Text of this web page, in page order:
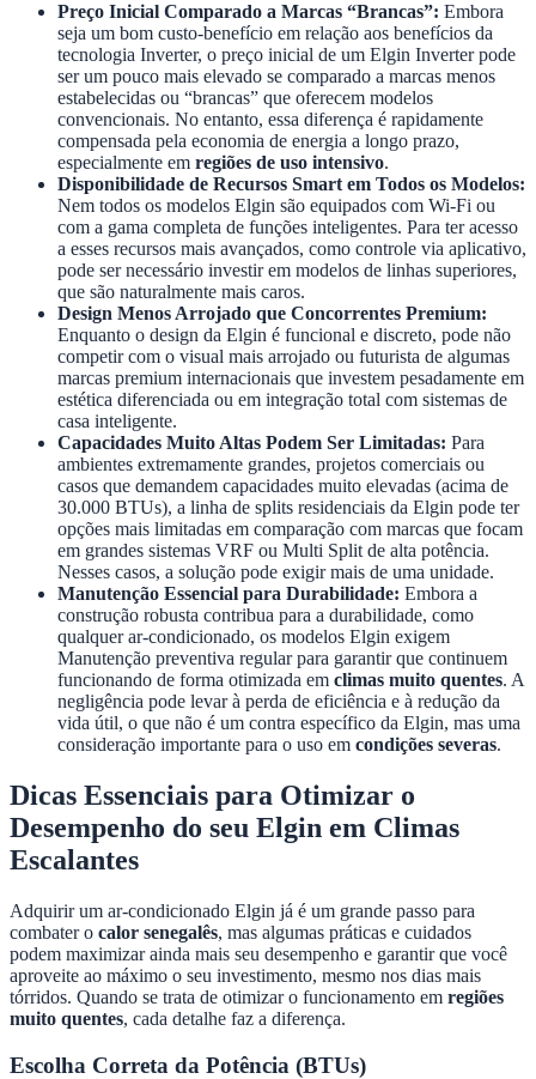
Preço Inicial Comparado a Marcas “Brancas”: Embora
seja um bom custo-benefício em relação aos benefícios da
tecnologia Inverter, o preço inicial de um Elgin Inverter pode
ser um pouco mais elevado se comparado a marcas menos
estabelecidas ou “brancas” que oferecem modelos
convencionais. No entanto, essa diferença é rapidamente
compensada pela economia de energia a longo prazo,
especialmente em regiões de uso intensivo.
Disponibilidade de Recursos Smart em Todos os Modelos:
Nem todos os modelos Elgin são equipados com Wi-Fi ou
com a gama completa de funções inteligentes. Para ter acesso
a esses recursos mais avançados, como controle via aplicativo,
pode ser necessário investir em modelos de linhas superiores,
que são naturalmente mais caros.
Design Menos Arrojado que Concorrentes Premium:
Enquanto o design da Elgin é funcional e discreto, pode não
competir com o visual mais arrojado ou futurista de algumas
marcas premium internacionais que investem pesadamente em
estética diferenciada ou em integração total com sistemas de
casa inteligente.
Capacidades Muito Altas Podem Ser Limitadas: Para
ambientes extremamente grandes, projetos comerciais ou
casos que demandem capacidades muito elevadas (acima de
30.000 BTUs), a linha de splits residenciais da Elgin pode ter
opções mais limitadas em comparação com marcas que focam
em grandes sistemas VRF ou Multi Split de alta potência.
Nesses casos, a solução pode exigir mais de uma unidade.
Manutenção Essencial para Durabilidade: Embora a
construção robusta contribua para a durabilidade, como
qualquer ar-condicionado, os modelos Elgin exigem
Manutenção preventiva regular para garantir que continuem
funcionando de forma otimizada em climas muito quentes. A
negligência pode levar à perda de eficiência e à redução da
vida útil, o que não é um contra específico da Elgin, mas uma
consideração importante para o uso em condições severas.
Dicas Essenciais para Otimizar o
Desempenho do seu Elgin em Climas
Escalantes
Adquirir um ar-condicionado Elgin já é um grande passo para
combater o calor senegalês, mas algumas práticas e cuidados
podem maximizar ainda mais seu desempenho e garantir que você
aproveite ao máximo o seu investimento, mesmo nos dias mais
tórridos. Quando se trata de otimizar o funcionamento em regiões
muito quentes, cada detalhe faz a diferença.
Escolha Correta da Potência (BTUs)